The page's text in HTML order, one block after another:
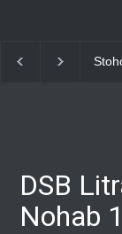
DSB
Nohab